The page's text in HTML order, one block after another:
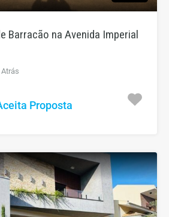
Barracão na Avenida Imperial
Proposta